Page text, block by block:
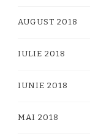
AUGUST 2018
IULIE 2018
IUNIE 2018
MAI 2018